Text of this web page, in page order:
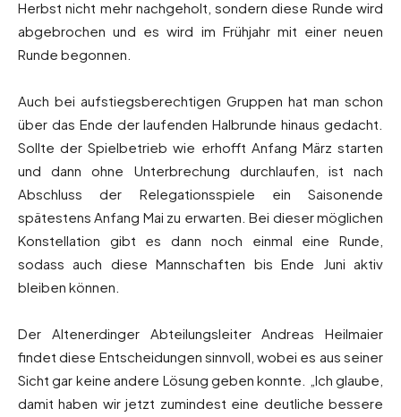
Herbst nicht mehr nachgeholt, sondern diese Runde wird
abgebrochen und es wird im Frühjahr mit einer neuen
Runde begonnen.
Auch bei aufstiegsberechtigen Gruppen hat man schon
über das Ende der laufenden Halbrunde hinaus gedacht.
Sollte der Spielbetrieb wie erhofft Anfang März starten
und dann ohne Unterbrechung durchlaufen, ist nach
Abschluss der Relegationsspiele ein Saisonende
spätestens Anfang Mai zu erwarten. Bei dieser möglichen
Konstellation gibt es dann noch einmal eine Runde,
sodass auch diese Mannschaften bis Ende Juni aktiv
bleiben können.
Der Altenerdinger Abteilungsleiter Andreas Heilmaier
findet diese Entscheidungen sinnvoll, wobei es aus seiner
Sicht gar keine andere Lösung geben konnte. „Ich glaube,
damit haben wir jetzt zumindest eine deutliche bessere